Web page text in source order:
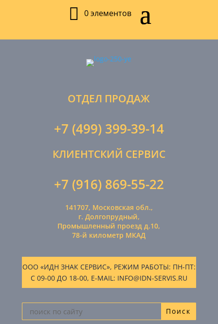
0 элементов
ОТДЕЛ ПРОДАЖ
+7 (499) 399-39-14
КЛИЕНТСКИЙ СЕРВИС
+7 (916) 869-55-22
141707, Московская обл.,
г. Долгопрудный,
Промышленный проезд д.10,
78-й километр МКАД
ООО «ИДН ЗНАК СЕРВИС», РЕЖИМ РАБОТЫ: ПН-ПТ:
С 09-00 ДО 18-00, E-MAIL: INFO@IDN-SERVIS.RU